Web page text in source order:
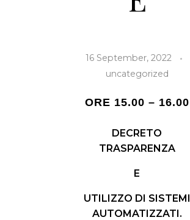
16 September, 2022
uncategorized
ORE 15.00 – 16.00
DECRETO
TRASPARENZA
E
UTILIZZO DI SISTEMI
AUTOMATIZZATI.